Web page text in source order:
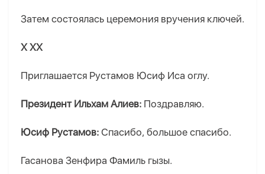
Затем состоялась церемония вручения ключей.
Х ХХ
Приглашается Рустамов Юсиф Иса оглу.
Президент Ильхам Алиев: Поздравляю.
Юсиф Рустамов: Спасибо, большое спасибо.
Гасанова Зенфира Фамиль гызы.